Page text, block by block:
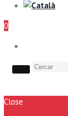
0
Close